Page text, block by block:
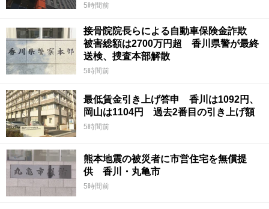
5時間前
接骨院院長らによる自動車保険金詐欺
被害総額は2700万円超 香川県警が最終
送検、捜査本部解散
5時間前
最低賃金引き上げ答申 香川は1092円、
岡山は1104円 過去2番目の引き上げ額
5時間前
熊本地震の被災者に市営住宅を無償提
供 香川・丸亀市
5時間前